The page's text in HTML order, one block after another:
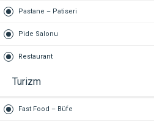
Pastane – Patiseri
Pide Salonu
Restaurant
Turizm
Fast Food – Büfe